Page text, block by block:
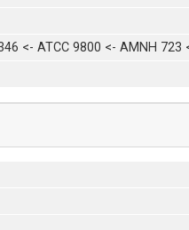
<- ATCC 9800 <- AMNH 723